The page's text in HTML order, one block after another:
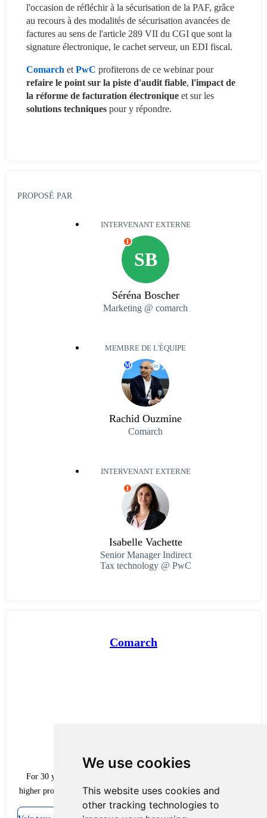
We use cookies
This website uses cookies and
other tracking technologies to
l'occasion de réfléchir à la sécurisation de la PAF, grâce
au recours à des modalités de sécurisation avancées de
factures au sens de l'article 289 VII du CGI que sont la
signature électronique, le cachet serveur, un EDI fiscal.
Comarch et PwC profiterons de ce webinar pour
refaire le point sur la piste d'audit fiable, l'impact de
la réforme de facturation électronique
solutions techniques pour y répondre.
PROPOSÉ PAR
INTERVENANT EXTERNE
SB
I
Séréna Boscher
Marketing @ comarch
MEMBRE DE L'ÉQUIPE
M
Rachid Ouzmine
Comarch
INTERVENANT EXTERNE
I
Isabelle Vachette
Senior Manager Indirect
Tax technology @ PwC
Comarch
For 30 years, Comarch has helped clients of major brands reach
higher productivity thanks to implementing innovative IT solutions.